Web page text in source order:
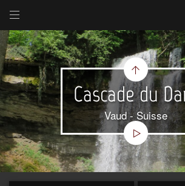
Cascade du
Vaud - Suisse